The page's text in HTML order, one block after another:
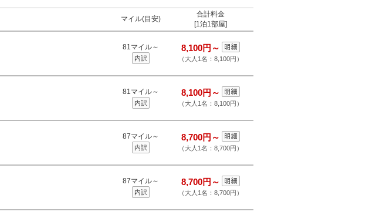
マイル(目安)
合計料金
[1泊1部屋]
81マイル～
内訳
8,100円～
（大人1名：8,100円）
81マイル～
内訳
8,100円～
（大人1名：8,100円）
87マイル～
内訳
8,700円～
（大人1名：8,700円）
87マイル～
内訳
8,700円～
（大人1名：8,700円）